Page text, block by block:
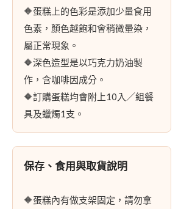
🔶蛋糕上的色彩是添加少量食用
色素，顏色越飽和會稍微暈染，
屬正常現象。
🔶深色造型是以巧克力奶油製
作，含咖啡因成分。
🔶訂購蛋糕均會附上10入／組餐
具及蠟燭1支。
保存、食用與取貨說明
🔶蛋糕內有做支架固定，請勿拿